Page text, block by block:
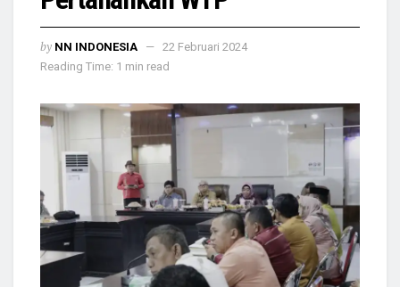
by NN INDONESIA
22 Februari 2024
Reading Time: 1 min read